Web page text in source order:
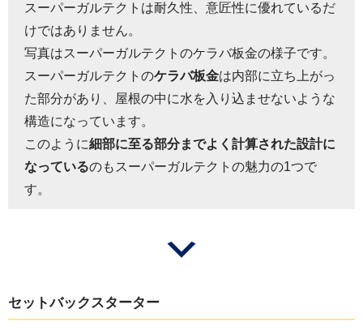
スーパーガルテクトは耐久性、意匠性に優れているだ
けではありません。
写真はスーパーガルテクトのケラバ板金の様子です。
スーパーガルテクトのケラバ板金は内部に立ち上がっ
た部分があり、屋根の中に水を入り込ませないような
構造になっています。
このように細部に至る部分までよく計算された設計に
なっているのもスーパーガルテクトの魅力の1つで
す。
セットバックスターター